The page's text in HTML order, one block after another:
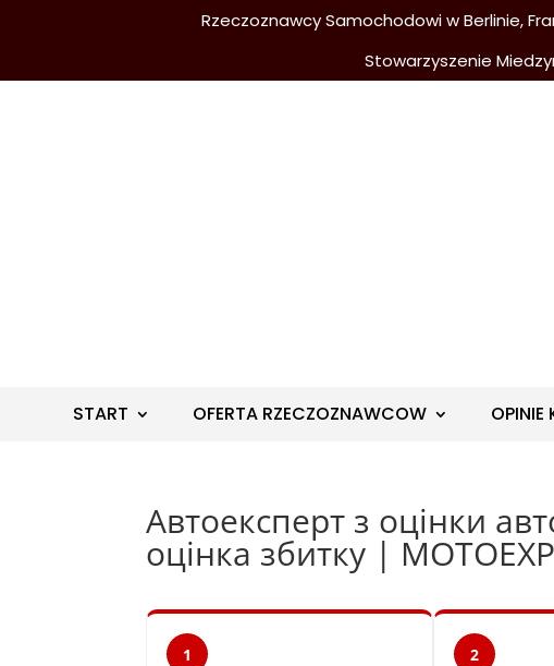
Rzeczoznawcy Samochodowi w Berlinie,
Stowarzyszenie
START OFERTA RZECZOZNAWCOW OPINIE
Автоексперт з оцінки
оцінка збитку |
1 2